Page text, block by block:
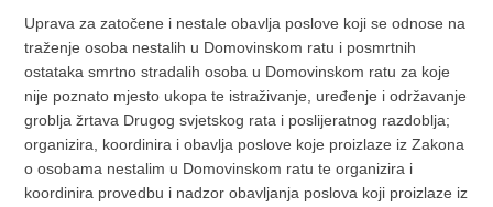
Uprava za zatočene i nestale obavlja poslove koji se odnose na
traženje osoba nestalih u Domovinskom ratu i posmrtnih
ostataka smrtno stradalih osoba u Domovinskom ratu za koje
nije poznato mjesto ukopa te istraživanje, uređenje i održavanje
groblja žrtava Drugog svjetskog rata i poslijeratnog razdoblja;
organizira, koordinira i obavlja poslove koje proizlaze iz Zakona
o osobama nestalim u Domovinskom ratu te organizira i
koordinira provedbu i nadzor obavljanja poslova koji proizlaze iz